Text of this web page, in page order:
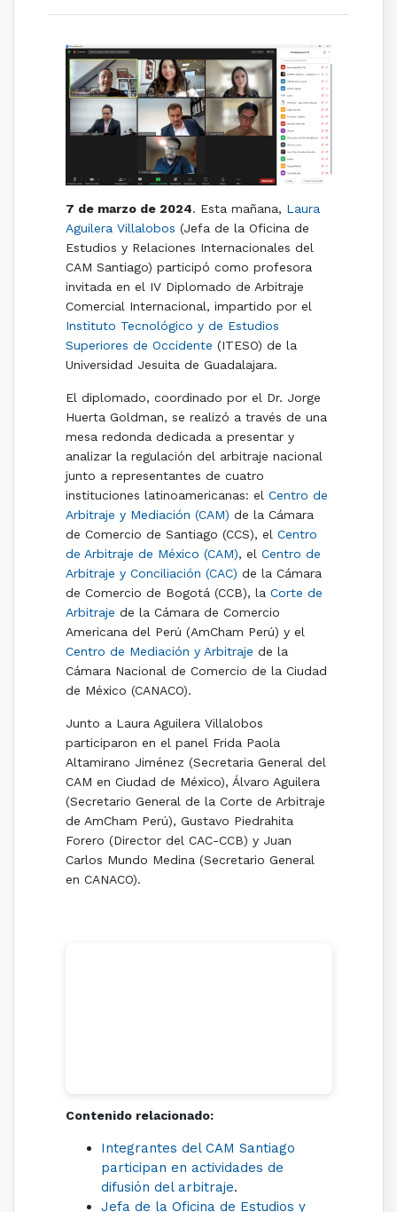
7 de marzo de 2024. Esta mañana, Laura
Aguilera Villalobos (Jefa de la Oficina de
Estudios y Relaciones Internacionales del
CAM Santiago) participó como profesora
invitada en el IV Diplomado de Arbitraje
Comercial Internacional, impartido por el
Instituto Tecnológico y de Estudios
Superiores de Occidente (ITESO) de la
Universidad Jesuita de Guadalajara.
El diplomado, coordinado por el Dr. Jorge
Huerta Goldman, se realizó a través de una
mesa redonda dedicada a presentar y
analizar la regulación del arbitraje nacional
junto a representantes de cuatro
instituciones latinoamericanas: el Centro de
Arbitraje y Mediación (CAM) de la Cámara
de Comercio de Santiago (CCS), el Centro
de Arbitraje de México (CAM), el Centro de
Arbitraje y Conciliación (CAC) de la Cámara
de Comercio de Bogotá (CCB), la Corte de
Arbitraje de la Cámara de Comercio
Americana del Perú (AmCham Perú) y el
Centro de Mediación y Arbitraje de la
Cámara Nacional de Comercio de la Ciudad
de México (CANACO).
Junto a Laura Aguilera Villalobos
participaron en el panel Frida Paola
Altamirano Jiménez (Secretaria General del
CAM en Ciudad de México), Álvaro Aguilera
(Secretario General de la Corte de Arbitraje
de AmCham Perú), Gustavo Piedrahita
Forero (Director del CAC-CCB) y Juan
Carlos Mundo Medina (Secretario General
en CANACO).
Contenido relacionado:
Integrantes del CAM Santiago
participan en actividades de
difusión del arbitraje.
Jefa de la Oficina de Estudios y